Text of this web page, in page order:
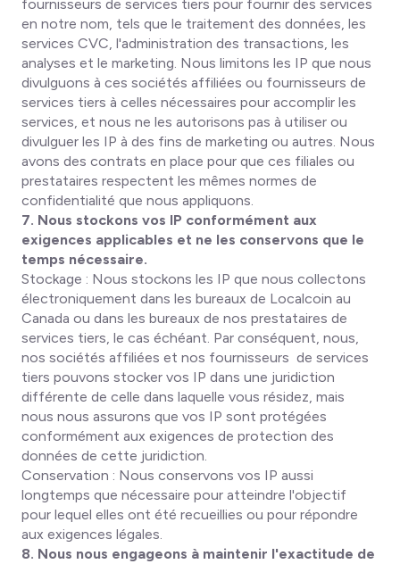
fournisseurs de services tiers pour fournir des services
en notre nom, tels que le traitement des données, les
services CVC, l'administration des transactions, les
analyses et le marketing. Nous limitons les IP que nous
divulguons à ces sociétés affiliées ou fournisseurs de
services tiers à celles nécessaires pour accomplir les
services, et nous ne les autorisons pas à utiliser ou
divulguer les IP à des fins de marketing ou autres. Nous
avons des contrats en place pour que ces filiales ou
prestataires respectent les mêmes normes de
confidentialité que nous appliquons.
7. Nous stockons vos IP conformément aux
exigences applicables et ne les conservons que le
temps nécessaire.
Stockage : Nous stockons les IP que nous collectons
électroniquement dans les bureaux de Localcoin au
Canada ou dans les bureaux de nos prestataires de
services tiers, le cas échéant. Par conséquent, nous,
nos sociétés affiliées et nos fournisseurs de services
tiers pouvons stocker vos IP dans une juridiction
différente de celle dans laquelle vous résidez, mais
nous nous assurons que vos IP sont protégées
conformément aux exigences de protection des
données de cette juridiction.
Conservation : Nous conservons vos IP aussi
longtemps que nécessaire pour atteindre l'objectif
pour lequel elles ont été recueillies ou pour répondre
aux exigences légales.
8. Nous nous engageons à maintenir l'exactitude de